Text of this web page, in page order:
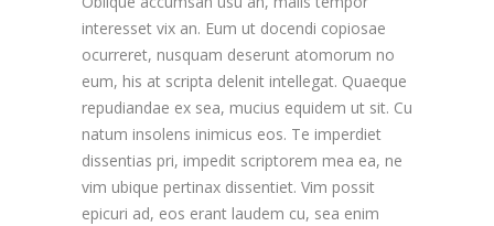
interesset vix an. Eum ut docendi copiosae
ocurreret, nusquam deserunt atomorum no
eum, his at scripta delenit intellegat. Quaeque
repudiandae ex sea, mucius equidem ut sit. Cu
natum insolens inimicus eos. Te imperdiet
dissentias pri, impedit scriptorem mea ea, ne
vim ubique pertinax dissentiet. Vim possit
epicuri ad, eos erant laudem cu, sea enim